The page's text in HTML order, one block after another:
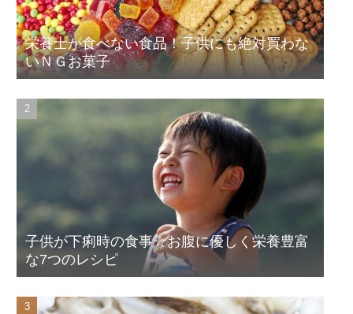
栄養士が食べない食品！子供にも絶対買わな
いＮＧお菓子
子供が下痢時の食事☆お腹に優しく栄養豊富
な7つのレシピ